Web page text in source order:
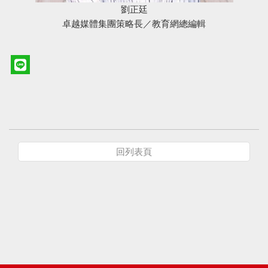
劉正廷
卓越媒體集團策略長／教育網總編輯
回列表頁